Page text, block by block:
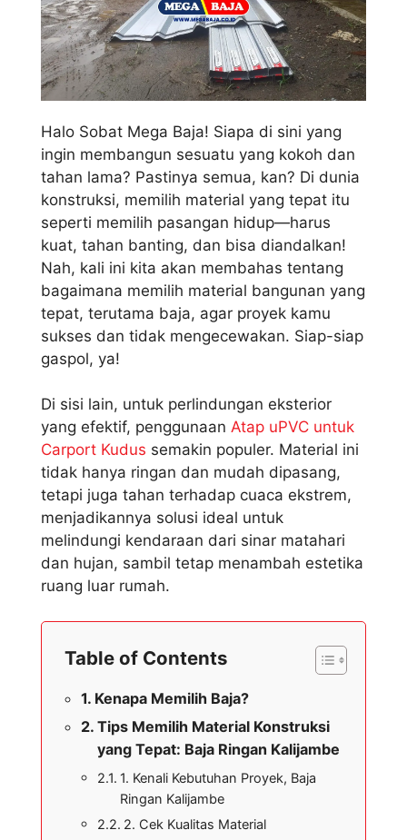
Halo Sobat Mega Baja! Siapa di sini yang
ingin membangun sesuatu yang kokoh dan
tahan lama? Pastinya semua, kan? Di dunia
konstruksi, memilih material yang tepat itu
seperti memilih pasangan hidup—harus
kuat, tahan banting, dan bisa diandalkan!
Nah, kali ini kita akan membahas tentang
bagaimana memilih material bangunan yang
tepat, terutama baja, agar proyek kamu
sukses dan tidak mengecewakan. Siap-siap
gaspol, ya!
Di sisi lain, untuk perlindungan eksterior
yang efektif, penggunaan Atap uPVC untuk
Carport Kudus semakin populer. Material ini
tidak hanya ringan dan mudah dipasang,
tetapi juga tahan terhadap cuaca ekstrem,
menjadikannya solusi ideal untuk
melindungi kendaraan dari sinar matahari
dan hujan, sambil tetap menambah estetika
ruang luar rumah.
Table of Contents
Kenapa Memilih Baja?
Tips Memilih Material Konstruksi
yang Tepat: Baja Ringan Kalijambe
1. Kenali Kebutuhan Proyek, Baja
Ringan Kalijambe
2. Cek Kualitas Material